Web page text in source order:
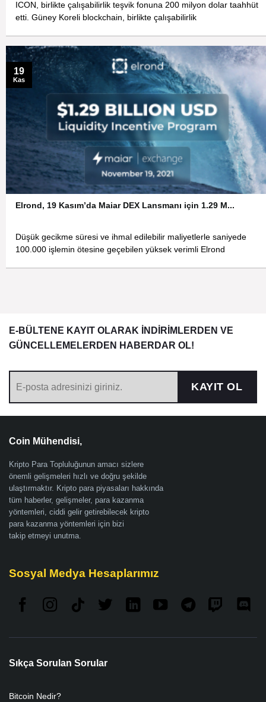
ICON, birlikte çalışabilirlik teşvik fonuna 200 milyon dolar taahhüt
etti. Güney Koreli blockchain, birlikte çalışabilirlik
Elrond, 19 Kasım’da Maiar DEX Lansmanı için 1.29 M...
Düşük gecikme süresi ve ihmal edilebilir maliyetlerle saniyede
100.000 işlemin ötesine geçebilen yüksek verimli Elrond
19
Kas
E-BÜLTENE KAYIT OLARAK İNDİRİMLERDEN VE
GÜNCELLEMELERDEN HABERDAR OL!
KAYIT OL
Coin Mühendisi,
Kripto Para Topluluğunun amacı sizlere
önemli gelişmeleri hızlı ve doğru şekilde
ulaştırmaktır. Kripto para piyasaları hakkında
tüm haberler, gelişmeler, para kazanma
yöntemleri, ciddi gelir getirebilecek kripto
para kazanma yöntemleri için bizi
takip etmeyi unutma.
Sosyal Medya Hesaplarımız
Sıkça Sorulan Sorular
Bitcoin Nedir?